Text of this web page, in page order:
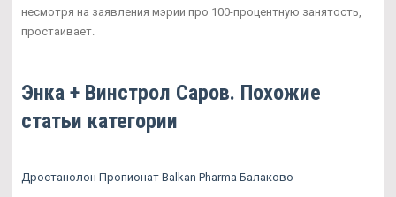
несмотря на заявления мэрии про 100-процентную занятость,
простаивает.
Энка + Винстрол Саров. Похожие
статьи категории
Дростанолон Пропионат Balkan Pharma Балаково